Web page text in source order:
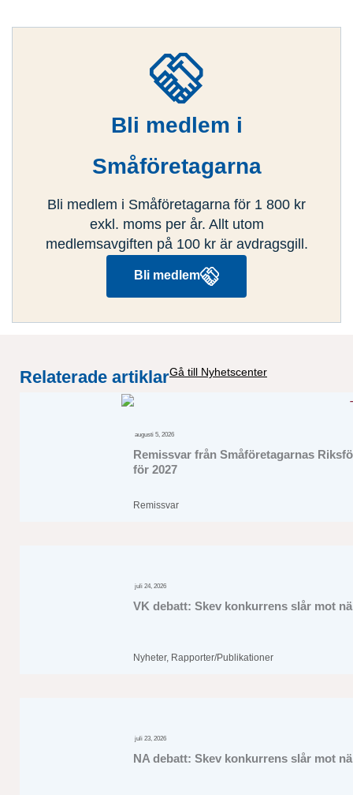
Bli medlem i
Småföretagarna
Bli medlem i Småföretagarna för 1 800 kr
exkl. moms per år. Allt utom
medlemsavgiften på 100 kr är avdragsgill.
Bli medlem
Relaterade artiklarGå till Nyhetscenter
augusti 5, 2026
Remissvar från Småföretagarnas
för 2027
Remissvar
juli 24, 2026
VK debatt: Skev konkurrens slår mot
Nyheter, Rapporter/Publikationer
juli 23, 2026
NA debatt: Skev konkurrens slår mot